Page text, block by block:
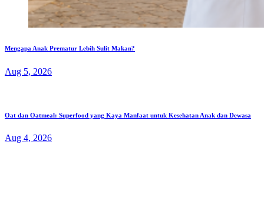
Mengapa Anak Prematur Lebih Sulit Makan?
Aug 5, 2026
Oat dan Oatmeal: Superfood yang Kaya Manfaat untuk Kesehatan Anak dan Dewasa
Aug 4, 2026